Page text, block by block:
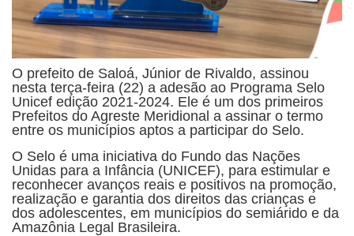
O prefeito de Saloá, Júnior de Rivaldo, assinou
nesta terça-feira (22) a adesão ao Programa Selo
Unicef edição 2021-2024. Ele é um dos primeiros
Prefeitos do Agreste Meridional a assinar o termo
entre os municípios aptos a participar do Selo.
O Selo é uma iniciativa do Fundo das Nações
Unidas para a Infância (UNICEF), para estimular e
reconhecer avanços reais e positivos na promoção,
realização e garantia dos direitos das crianças e
dos adolescentes, em municípios do semiárido e da
Amazônia Legal Brasileira.